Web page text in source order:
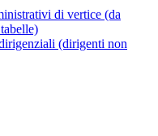
di vertice (da
(dirigenti non